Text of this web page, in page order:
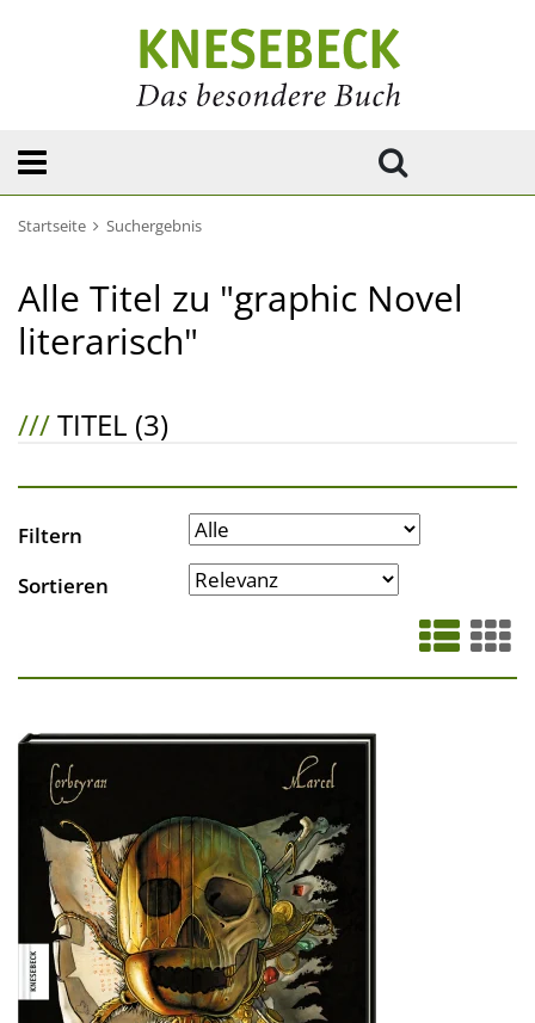
Startseite Suchergebnis
Alle Titel zu "graphic Novel
literarisch"
///TITEL (3)
Filtern
Sortieren